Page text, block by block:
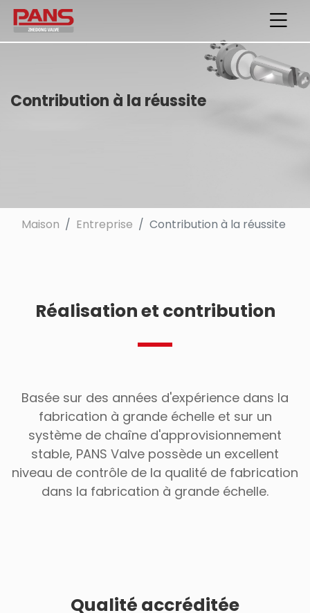
Contribution à la réussite
Maison Entreprise Contribution à la réussite
Réalisation et contribution
Basée sur des années d'expérience dans la
fabrication à grande échelle et sur un
système de chaîne d'approvisionnement
stable, PANS Valve possède un excellent
niveau de contrôle de la qualité de fabrication
dans la fabrication à grande échelle.
Qualité accréditée